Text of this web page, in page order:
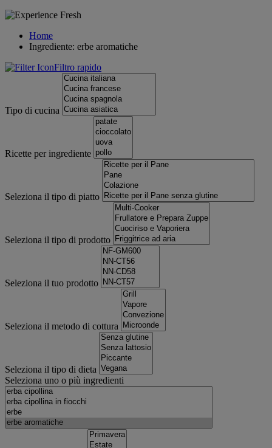
Home
Ingrediente: erbe aromatiche
Filtro rapido
Tipo di cucina
Ricette per ingrediente
Seleziona il tipo di piatto
Seleziona il tipo di prodotto
Seleziona il tuo prodotto
Seleziona il metodo di cottura
Seleziona il tipo di dieta
Seleziona uno o più ingredienti